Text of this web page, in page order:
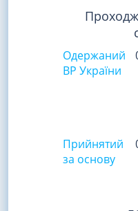
Одержаний
ВР України
Прийнятий
за основу